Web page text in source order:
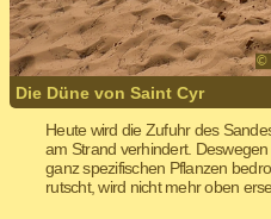
Die Düne von Saint Cyr
Heute wird die Zufuhr des
am Strand verhindert.
ganz spezifischen Pflanzen
rutscht, wird nicht mehr oben